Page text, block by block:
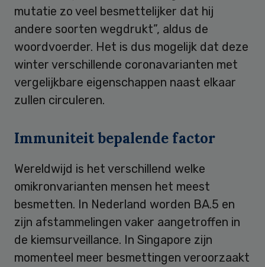
mutatie zo veel besmettelijker dat hij
andere soorten wegdrukt”, aldus de
woordvoerder. Het is dus mogelijk dat deze
winter verschillende coronavarianten met
vergelijkbare eigenschappen naast elkaar
zullen circuleren.
Immuniteit bepalende factor
Wereldwijd is het verschillend welke
omikronvarianten mensen het meest
besmetten. In Nederland worden BA.5 en
zijn afstammelingen vaker aangetroffen in
de kiemsurveillance. In Singapore zijn
momenteel meer besmettingen veroorzaakt